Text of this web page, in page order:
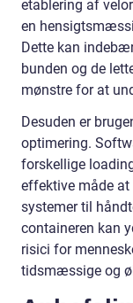
etablering af
en
Dette kan
bunden og de
mønstre for at
Desuden er
optimering.
forskellige
effektive måde
systemer til
containeren kan
risici for
tidsmæssige og